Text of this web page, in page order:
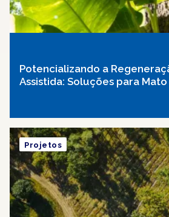
Potencializando a
Assistida: Soluções para
Projetos